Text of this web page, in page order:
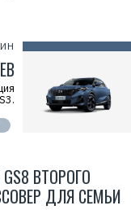
ВТОРОГО
ДЛЯ СЕМЬИ